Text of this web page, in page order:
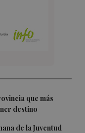
que más
destino
de la Juventud